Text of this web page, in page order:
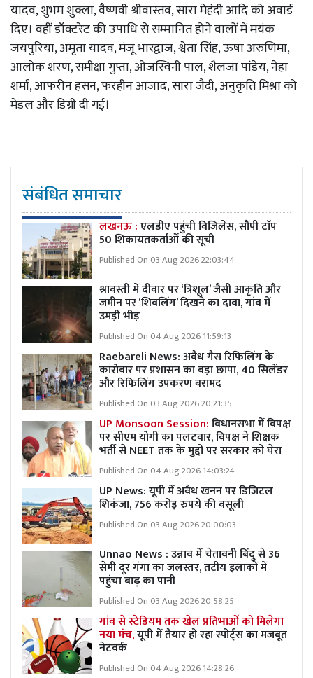
यादव, शुभम शुक्ला, वैष्णवी श्रीवास्तव, सारा मेहंदी आदि को अवार्ड
दिए। वहीं डॉक्टरेट की उपाधि से सम्मानित होने वालों में मयंक
जयपुरिया, अमृता यादव, मंजू भारद्वाज, श्वेता सिंह, ऊषा अरुणिमा,
आलोक शरण, समीक्षा गुप्ता, ओजस्विनी पाल, शैलजा पांडेय, नेहा
शर्मा, आफरीन हसन, फरहीन आजाद, सारा जैदी, अनुकृति मिश्रा को
मेडल और डिग्री दी गई।
संबंधित समाचार
लखनऊ :एलडीए पहुंची विजिलेंस, सौंपी टाॅप
50 शिकायतकर्ताओं की सूची
Published On 03 Aug 2026 22:03:44
श्रावस्ती में दीवार पर ‘त्रिशूल’ जैसी आकृति और
जमीन पर ‘शिवलिंग’ दिखने का दावा, गांव में
उमड़ी भीड़
Published On 04 Aug 2026 11:59:13
Raebareli News: अवैध गैस रिफिलिंग के
कारोबार पर प्रशासन का बड़ा छापा, 40 सिलेंडर
और रिफिलिंग उपकरण बरामद
Published On 03 Aug 2026 20:21:35
UP Monsoon Session:विधानसभा में विपक्ष
पर सीएम योगी का पलटवार, विपक्ष ने शिक्षक
भर्ती से NEET तक के मुद्दों पर सरकार को घेरा
Published On 04 Aug 2026 14:03:24
UP News: यूपी में अवैध खनन पर डिजिटल
शिकंजा, 756 करोड़ रुपये की वसूली
Published On 03 Aug 2026 20:00:03
Unnao News : उन्नाव में चेतावनी बिंदु से 36
सेमी दूर गंगा का जलस्तर, तटीय इलाकों में
पहुंचा बाढ़ का पानी
Published On 03 Aug 2026 20:58:25
गांव से स्टेडियम तक खेल प्रतिभाओं को मिलेगा
नया मंच,यूपी में तैयार हो रहा स्पोर्ट्स का मजबूत
नेटवर्क
Published On 04 Aug 2026 14:28:26